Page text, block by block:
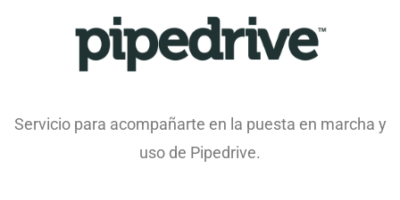
Servicio para acompañarte en la puesta en marcha y
uso de Pipedrive.